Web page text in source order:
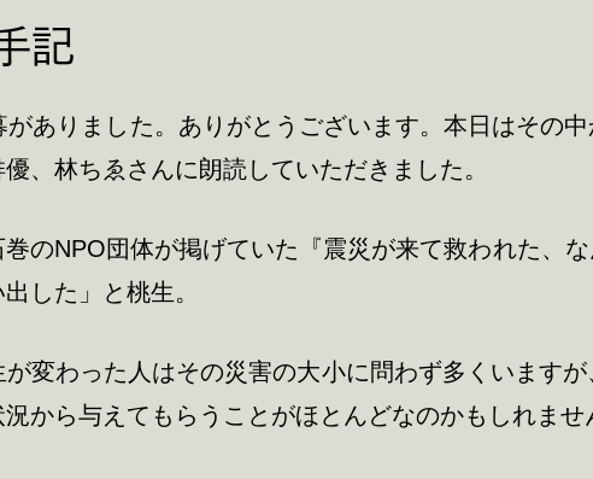
記
がありました。ありがとうございます。本日はその
、林ちゑさんに朗読していただきました。
のNPO団体が掲げていた『震災が来て救われた、
した」と桃生。
変わった人はその災害の大小に問わず多くいます
から与えてもらうことがほとんどなのかもしれませ